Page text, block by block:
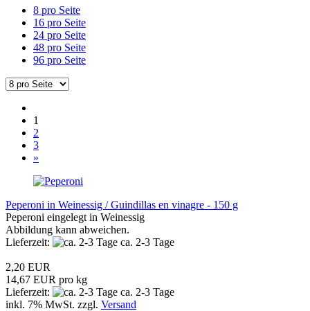
8 pro Seite
16 pro Seite
24 pro Seite
48 pro Seite
96 pro Seite
1
2
3
»
Peperoni in Weinessig / Guindillas en vinagre - 150 g
Peperoni eingelegt in Weinessig
Abbildung kann abweichen.
Lieferzeit:
ca. 2-3 Tage
2,20 EUR
14,67 EUR pro kg
Lieferzeit:
ca. 2-3 Tage
inkl. 7% MwSt. zzgl. Versand